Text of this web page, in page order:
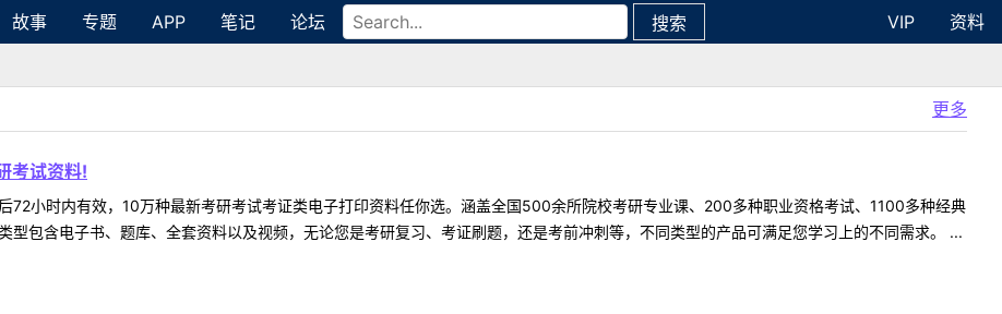
故事 专题 APP 笔记 论坛 搜索 VIP
资料
更多
考试资料!
72小时内有效，10万种最新考研考试考证类电子打印资料任你选。涵盖全国500余所院校考研专业课、200多种职业资格考试、1100多种经典
型包含电子书、题库、全套资料以及视频，无论您是考研复习、考证刷题，还是考前冲刺等，不同类型的产品可满足您学习上的不同需求。 ...